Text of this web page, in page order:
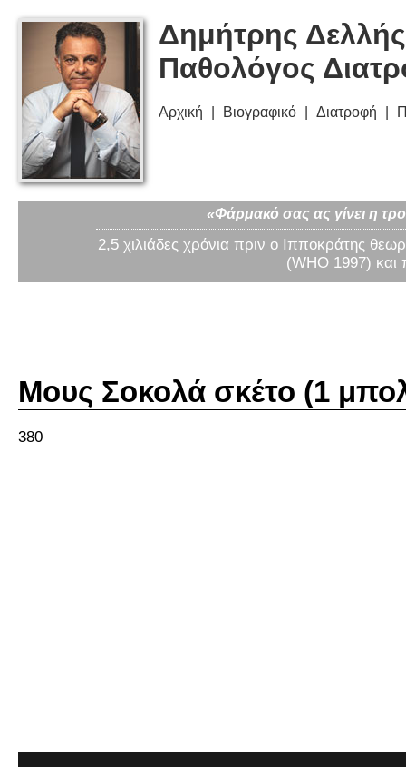
Δημήτρης
Παθολόγος
Αρχική Βιογραφικό Διατροφή
«Φάρμακό σας ας γίνει η
2,5 χιλιάδες χρόνια πριν ο Ιπποκράτης
(WHO 1997) και
Μους Σοκολά σκέτο (1
380